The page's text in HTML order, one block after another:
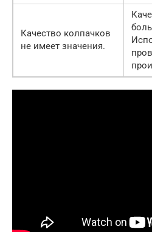
Качество колпачков
не имеет значения.